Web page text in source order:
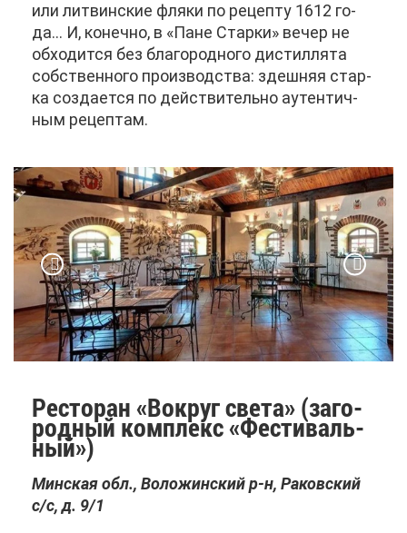
или лит­вин­ские фля­ки по ре­цеп­ту 1612 го­
да... И, ко­неч­но, в «Пане Стар­ки» ве­чер не
об­хо­дит­ся без бла­го­род­но­го ди­стил­ля­та
соб­ствен­но­го про­из­вод­ства: здеш­няя стар­
ка со­зда­ет­ся по дей­стви­тель­но аутен­тич­
ным ре­цеп­там.
Ре­сто­ран «Во­круг све­та» (за­го­
род­ный ком­плекс «Фе­сти­валь­
ный»)
Мин­ская обл., Во­ло­жин­ский р-н, Ра­ков­ский
с/с, д. 9/1